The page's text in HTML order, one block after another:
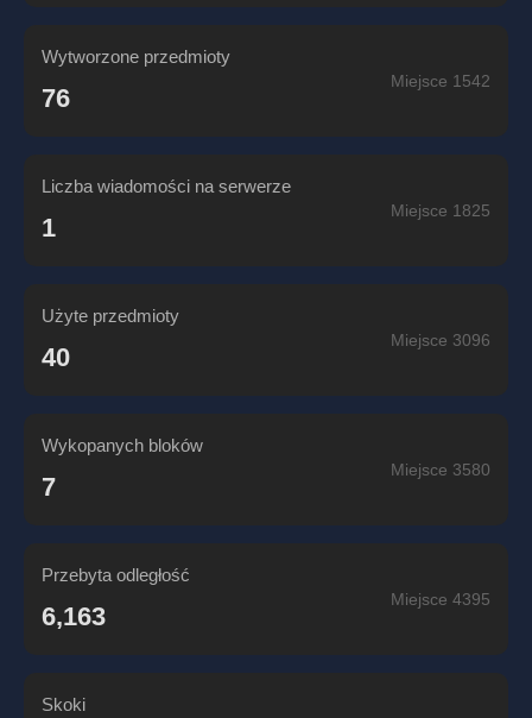
Wytworzone przedmioty
76
Miejsce 1542
Liczba wiadomości na serwerze
1
Miejsce 1825
Użyte przedmioty
40
Miejsce 3096
Wykopanych bloków
7
Miejsce 3580
Przebyta odległość
6,163
Miejsce 4395
Skoki